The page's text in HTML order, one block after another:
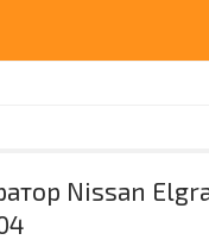
Nissan